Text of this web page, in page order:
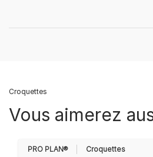
Croquettes
Vous aimerez
PRO PLAN® Croquettes